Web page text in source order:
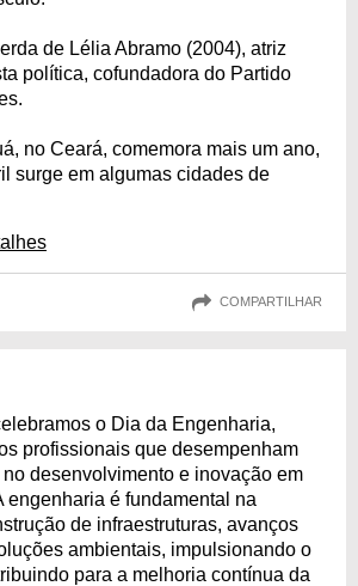
de Lélia Abramo (2004), atriz
política, cofundadora do Partido
no Ceará, comemora mais um ano,
surge em algumas cidades de
COMPARTILHAR
o Dia da Engenharia,
profissionais que desempenham
desenvolvimento e inovação em
engenharia é fundamental na
de infraestruturas, avanços
ambientais, impulsionando o
para a melhoria contínua da